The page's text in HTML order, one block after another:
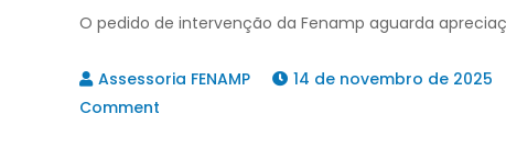
O pedido de intervenção da Fenamp aguarda
14 de novembro de 2025
Comment